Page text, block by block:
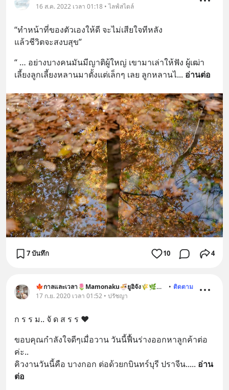
16 ส.ค. 2022 เวลา 01:18 • ไลฟ์สไตล์
“ทำหน้าที่ของตัวเองให้ดี จะไม่เสียใจทีหลัง
แล้วชีวิตจะสงบสุข”
“ … อย่างบางคนมันมีญาติผู้ใหญ่ เขามาเล่าให้ฟัง ผู้เฒ่า
เลี้ยงลูกเลี้ยงหลานมาตั้งแต่เล็กๆ เลย ลูกหลานไ... อ่านต่อ
7 บันทึก 10 4
🍁กาลและเวลา🌷Mamonaku🍜ยูอิจัง🌾🌿🐶🐱 • ติดตาม
17 ก.ย. 2020 เวลา 01:52 • ปรัชญา
ก ร ร ม.. จั ด ส ร ร ❤️
ขอบคุณกำลังใจดีๆเมื่อวาน วันนี้ฟื้นร่างออกหาลูกค้าต่อ
ค่ะ..
คิวงานวันนี้คือ บางกอก ต่อด้วยกบินทร์บุรี ปราจีน..... อ่าน
ต่อ